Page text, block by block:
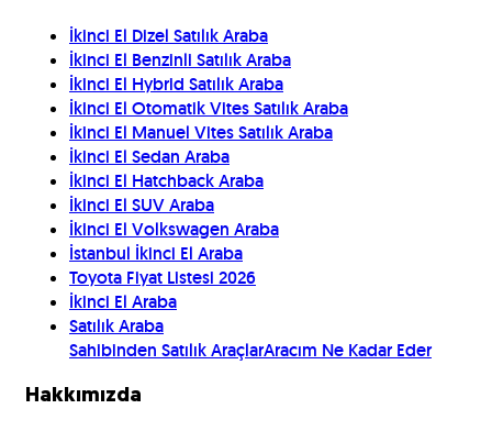
İkinci El Dizel Satılık Araba
İkinci El Benzinli Satılık Araba
İkinci El Hybrid Satılık Araba
İkinci El Otomatik Vites Satılık Araba
İkinci El Manuel Vites Satılık Araba
İkinci El Sedan Araba
İkinci El Hatchback Araba
İkinci El SUV Araba
İkinci El Volkswagen Araba
İstanbul İkinci El Araba
Toyota Fiyat Listesi 2026
İkinci El Araba
Satılık Araba
Sahibinden Satılık AraçlarAracım Ne Kadar Eder
Hakkımızda